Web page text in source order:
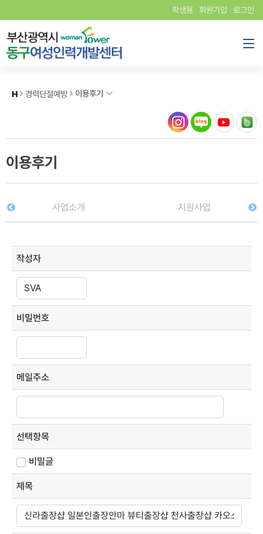
학생용 회원가입 로그인
H 경력단절예방 이용후기
이용후기
사업소개 지원사업
작성자
비밀번호
메일주소
선택항목
비밀글
제목